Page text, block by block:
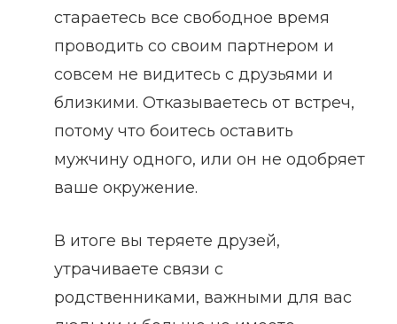
стараетесь все свободное время
проводить со своим партнером и
совсем не видитесь с друзьями и
близкими. Отказываетесь от встреч,
потому что боитесь оставить
мужчину одного, или он не одобряет
ваше окружение.
В итоге вы теряете друзей,
утрачиваете связи с
родственниками, важными для вас